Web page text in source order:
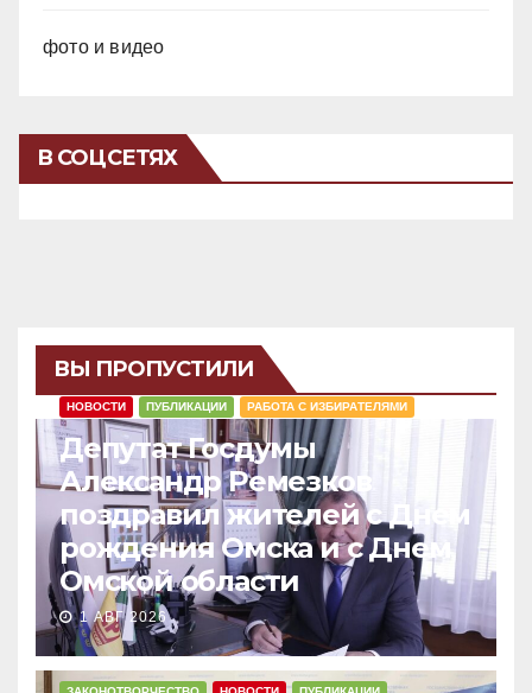
фото и видео
В СОЦСЕТЯХ
ВЫ ПРОПУСТИЛИ
НОВОСТИ ПУБЛИКАЦИИ РАБОТА С ИЗБИРАТЕЛЯМИ
Депутат Госдумы
Александр Ремезков
поздравил жителей с Днем
рождения Омска и с Днем
Омской области
1 АВГ 2026